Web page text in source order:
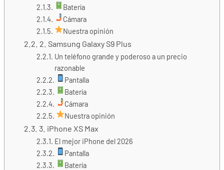
Batería
Cámara
Nuestra opinión
2. Samsung Galaxy S9 Plus
Un teléfono grande y poderoso a un precio
razonable
Pantalla
Batería
Cámara
Nuestra opinión
3. iPhone XS Max
El mejor iPhone del 2026
Pantalla
Batería